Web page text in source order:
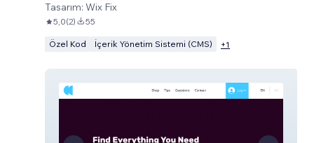
Tasarım: Wix Fix
5,0(2) 55
Özel Kod İçerik Yönetim Sistemi (CMS) +1